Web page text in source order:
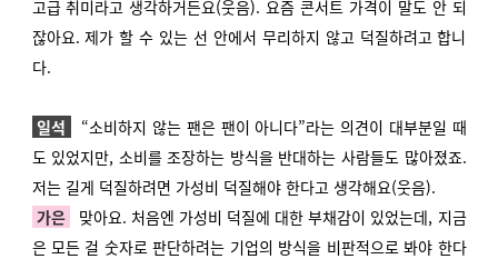
고급 취미라고 생각하거든요(웃음). 요즘 콘서트 가격이 말도 안 되
잖아요. 제가 할 수 있는 선 안에서 무리하지 않고 덕질하려고 합니
다.
일석
“소비하지 않는 팬은 팬이 아니다”라는 의견이 대부분일 때
도 있었지만, 소비를 조장하는 방식을 반대하는 사람들도 많아졌죠.
저는 길게 덕질하려면 가성비 덕질해야 한다고 생각해요(웃음).
가은
맞아요. 처음엔 가성비 덕질에 대한 부채감이 있었는데, 지금
은 모든 걸 숫자로 판단하려는 기업의 방식을 비판적으로 봐야 한다